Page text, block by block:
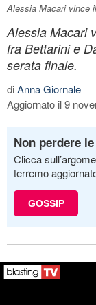
Alessia Macari vince
Alessia Macari
fra Bettarini e
serata finale.
diAnna Giornale
Aggiornato il 9
Non perdere
Clicca
terremo
GOSSIP